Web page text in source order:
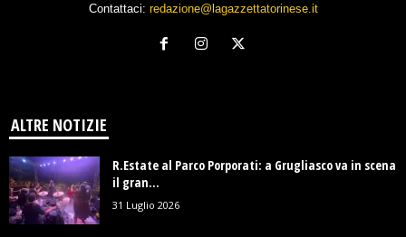
Contattaci: redazione@lagazzettatorinese.it
ALTRE NOTIZIE
R.Estate al Parco Porporati: a Grugliasco va in scena
il gran...
31 Luglio 2026